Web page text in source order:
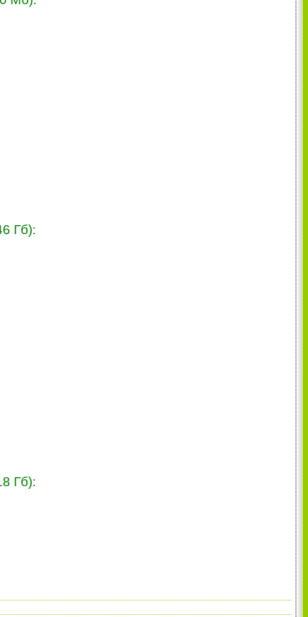
Гб):
Гб):